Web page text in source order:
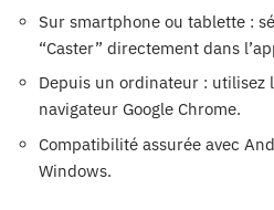
Sur smartphone ou tablette :
“Caster” directement dans
Depuis un ordinateur : utilisez
navigateur Google Chrome.
Compatibilité assurée avec
Windows.